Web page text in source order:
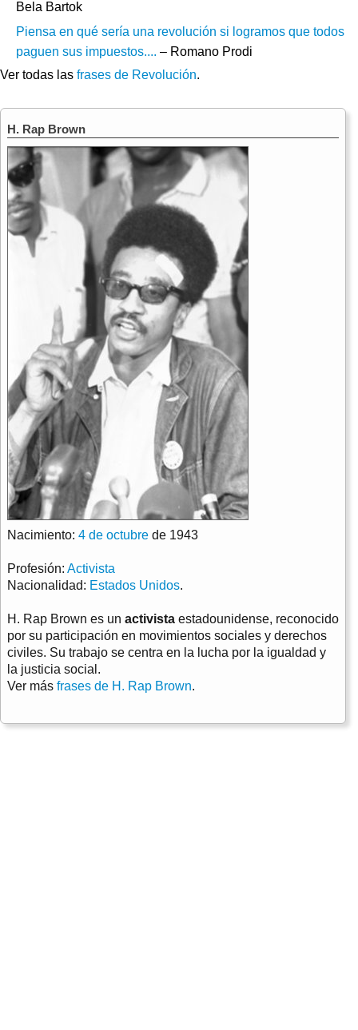
Bela Bartok
Piensa en qué sería una revolución si logramos que todos
paguen sus impuestos.... – Romano Prodi
Ver todas las frases de Revolución.
H. Rap Brown
Nacimiento: 4 de octubre de 1943
Profesión: Activista
Nacionalidad: Estados Unidos.
H. Rap Brown es un activista estadounidense, reconocido
por su participación en movimientos sociales y derechos
civiles. Su trabajo se centra en la lucha por la igualdad y
la justicia social.
Ver más frases de H. Rap Brown.